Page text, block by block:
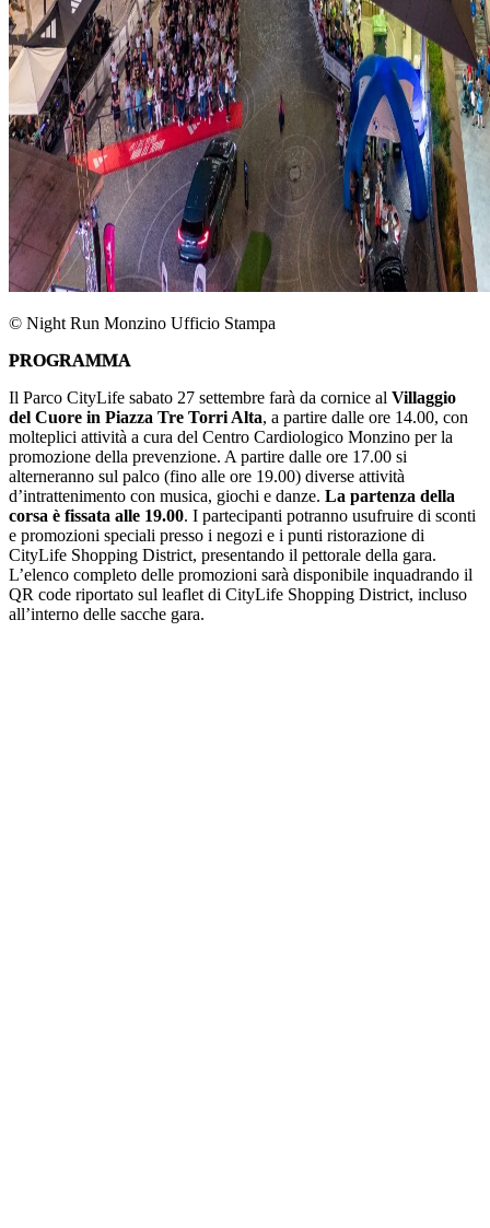
© Night Run Monzino Ufficio Stampa
PROGRAMMA
Il Parco CityLife sabato 27 settembre farà da cornice al Villaggio
del Cuore in Piazza Tre Torri Alta, a partire dalle ore 14.00, con
molteplici attività a cura del Centro Cardiologico Monzino per la
promozione della prevenzione. A partire dalle ore 17.00 si
alterneranno sul palco (fino alle ore 19.00) diverse attività
d’intrattenimento con musica, giochi e danze. La partenza della
corsa è fissata alle 19.00. I partecipanti potranno usufruire di sconti
e promozioni speciali presso i negozi e i punti ristorazione di
CityLife Shopping District, presentando il pettorale della gara.
L’elenco completo delle promozioni sarà disponibile inquadrando il
QR code riportato sul leaflet di CityLife Shopping District, incluso
all’interno delle sacche gara.